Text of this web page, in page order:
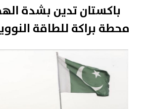
باكستان تدين بشدة
محطة براكة للطاقة